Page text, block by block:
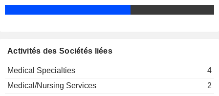
Antelope Dx BV
Packaged Software
Rudi Mariën
Hilde Windels
Activités des Sociétés liées
Medical Specialties
4
Medical/Nursing Services
2